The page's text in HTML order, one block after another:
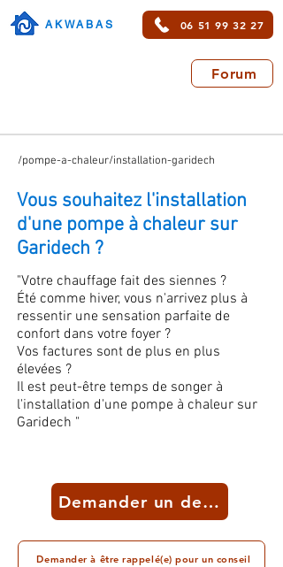
AKWABAS 06 51 99 32 27
Forum
/pompe-a-chaleur/installation-garidech
Vous souhaitez l'installation
d'une pompe à chaleur sur
Garidech ?
"Votre chauffage fait des siennes ?
Été comme hiver, vous n'arrivez plus à
ressentir une sensation parfaite de
confort dans votre foyer ?
Vos factures sont de plus en plus
élevées ?
Il est peut-être temps de songer à
l'installation d'une pompe à chaleur sur
Garidech "
Demander un devis
Demander à être rappelé(e) pour un conseil